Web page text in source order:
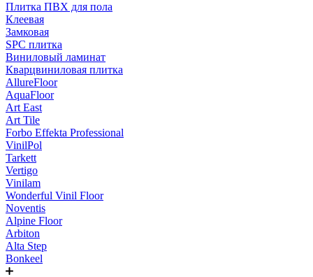
Плитка ПВХ для пола
Клеевая
Замковая
SPC плитка
Виниловый ламинат
Кварцвиниловая плитка
AllureFloor
AquaFloor
Art East
Art Tile
Forbo Effekta Professional
VinilPol
Tarkett
Vertigo
Vinilam
Wonderful Vinil Floor
Noventis
Alpine Floor
Arbiton
Alta Step
Bonkeel